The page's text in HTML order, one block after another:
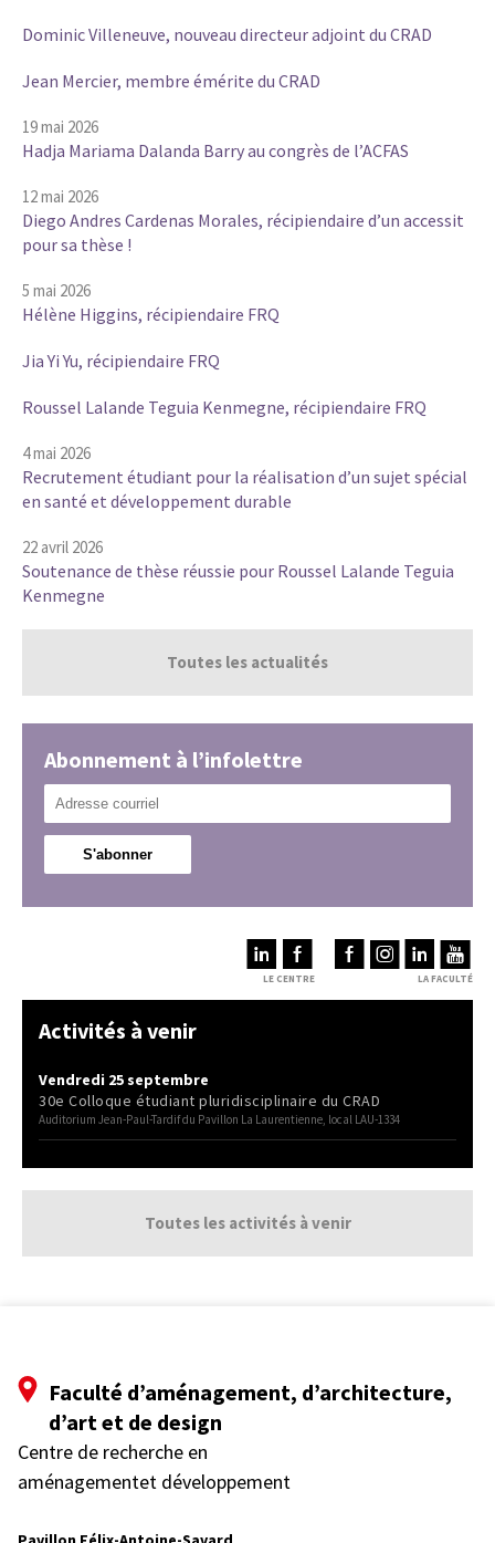
Dominic Villeneuve, nouveau directeur adjoint du CRAD
Jean Mercier, membre émérite du CRAD
19 mai 2026
Hadja Mariama Dalanda Barry au congrès de l’ACFAS
12 mai 2026
Diego Andres Cardenas Morales, récipiendaire d’un accessit
pour sa thèse !
5 mai 2026
Hélène Higgins, récipiendaire FRQ
Jia Yi Yu, récipiendaire FRQ
Roussel Lalande Teguia Kenmegne, récipiendaire FRQ
4 mai 2026
Recrutement étudiant pour la réalisation d’un sujet spécial
en santé et développement durable
22 avril 2026
Soutenance de thèse réussie pour Roussel Lalande Teguia
Kenmegne
Toutes les actualités
Abonnement à l’infolettre
LA FACULTÉ
LE CENTRE
Activités à venir
Vendredi 25 septembre
30e Colloque étudiant pluridisciplinaire du CRAD
Auditorium Jean-Paul-Tardif du Pavillon La Laurentienne, local LAU-1334
Toutes les activités à venir
Faculté d’aménagement, d’architecture,
d’art et de design
Centre de recherche en
aménagementet développement